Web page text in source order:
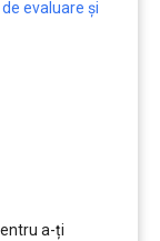
evaluare și
a-ți